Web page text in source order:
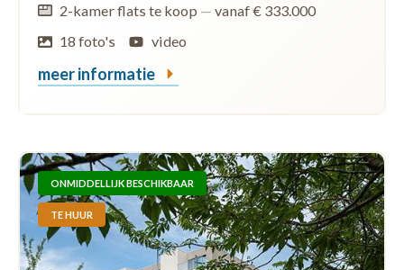
2-kamer flats te koop — vanaf € 333.000
18 foto's
video
meer informatie
ONMIDDELLIJK BESCHIKBAAR
TE HUUR